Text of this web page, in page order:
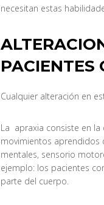
necesitan estas
PACIENTES
Cualquier alteración en
La apraxia consiste en
movimientos aprendidos
mentales, sensorio
ejemplo: los pacientes
parte del cuerpo.